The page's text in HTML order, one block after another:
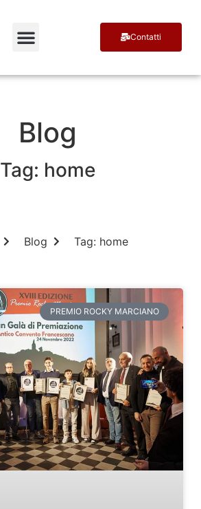
Contatti
Blog
Tag: home
Blog Tag: home
PREMIO ROCKY MARCIANO